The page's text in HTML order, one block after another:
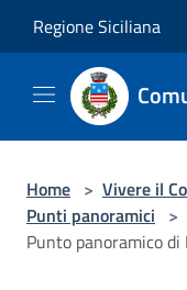
Regione Siciliana
Home > Vivere il
Punti panoramici >
Punto panoramico di